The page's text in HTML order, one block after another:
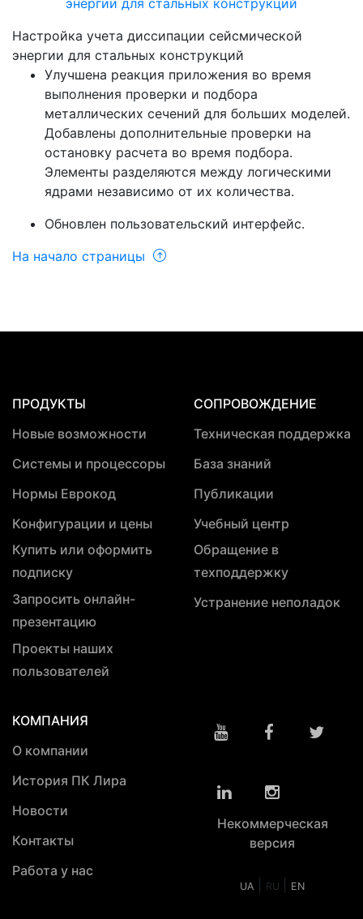
Настройка учета диссипации сейсмической
энергии для стальных конструкций
Улучшена реакция приложения во время
выполнения проверки и подбора
металлических сечений для больших моделей.
Добавлены дополнительные проверки на
остановку расчета во время подбора.
Элементы разделяются между логическими
ядрами независимо от их количества.
Обновлен пользовательский интерфейс.
На начало страницы
ПРОДУКТЫ
Новые возможности
Системы и процессоры
Нормы Еврокод
Конфигурации и цены
Купить или оформить
подписку
Запросить онлайн-
презентацию
Проекты наших
пользователей
СОПРОВОЖДЕНИЕ
Техническая поддержка
База знаний
Публикации
Учебный центр
Обращение в
техподдержку
Устранение неполадок
КОМПАНИЯ
О компании
История ПК Лира
Новости
Контакты
Работа у нас
Некоммерческая
версия
UA RU EN